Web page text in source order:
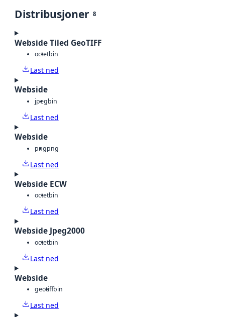
Distribusjoner 8
Webside Tiled GeoTIFF
octetbin
Last ned
Webside
jpegbin
Last ned
Webside
pngpng
Last ned
Webside ECW
octetbin
Last ned
Webside Jpeg2000
octetbin
Last ned
Webside
geotiffbin
Last ned